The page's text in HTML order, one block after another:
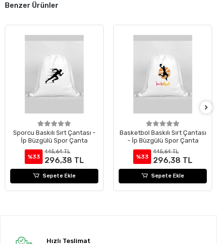
Benzer Ürünler
Sporcu Baskılı Sırt Çantası -
İp Büzgülü Spor Çanta
%33
445,64 TL
296,38 TL
Sepete Ekle
Basketbol Baskılı Sırt Çantası
- İp Büzgülü Spor Çanta
%33
445,64 TL
296,38 TL
Sepete Ekle
Hızlı Teslimat